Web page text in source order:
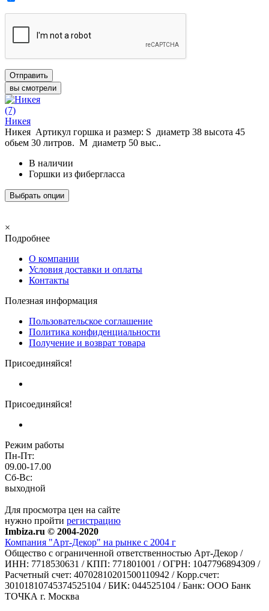
Отправить
вы смотрели
(7)
Никея
Никея Артикул горшка и размер: S диаметр 38 высота 45
обьем 30 литров. М диаметр 50 выс..
В наличии
Горшки из фибергласса
Выбрать опции
×
Подробнее
О компании
Условия доставки и оплаты
Контакты
Полезная информация
Пользовательское соглашение
Политика конфиденциальности
Получение и возврат товара
Присоединяйся!
Присоединяйся!
Режим работы
Пн-Пт:
09.00-17.00
Сб-Вс:
выходной
Для просмотра цен на сайте
нужно пройти регистрацию
Imbiza.ru © 2004-2020
Компания "Арт-Декор" на рынке с 2004 г
Общество с ограниченной ответственностью Арт-Декор /
ИНН: 7718530631 / КПП: 771801001 / ОГРН: 1047796894309 /
Расчетный счет: 40702810201500110942 / Корр.счет:
30101810745374525104 / БИК: 044525104 / Банк: ООО Банк
ТОЧКА г. Москва